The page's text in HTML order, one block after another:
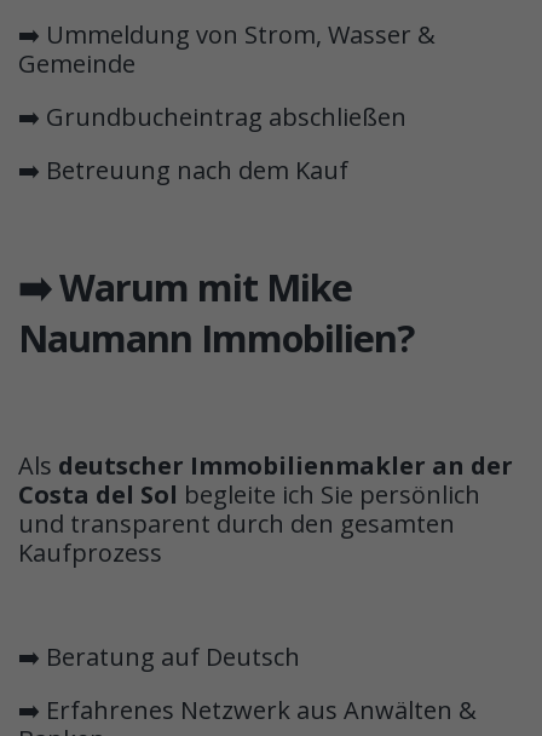
➡️ Ummeldung von Strom, Wasser &
Gemeinde
➡️ Grundbucheintrag abschließen
➡️ Betreuung nach dem Kauf
➡️ Warum mit Mike
Naumann Immobilien?
Als deutscher Immobilienmakler an der
Costa del Sol begleite ich Sie persönlich
und transparent durch den gesamten
Kaufprozess
➡️ Beratung auf Deutsch
➡️ Erfahrenes Netzwerk aus Anwälten &